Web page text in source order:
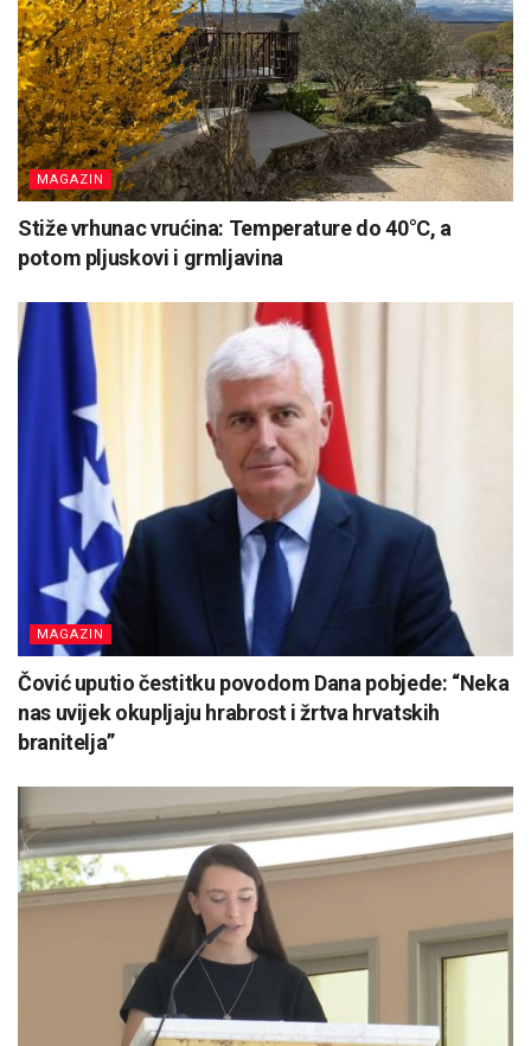
MAGAZIN
Stiže vrhunac vrućina: Temperature do 40°C, a
potom pljuskovi i grmljavina
MAGAZIN
Čović uputio čestitku povodom Dana pobjede: “Neka
nas uvijek okupljaju hrabrost i žrtva hrvatskih
branitelja”